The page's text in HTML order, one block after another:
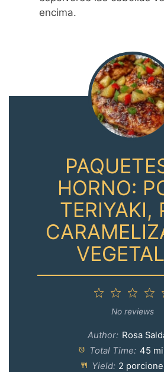
encima.
HORNO:
TERIYAKI,
4
3
Stars
2
Stars
Star
No reviews
Author: Rosa
Total Time: 45
Yield: 2